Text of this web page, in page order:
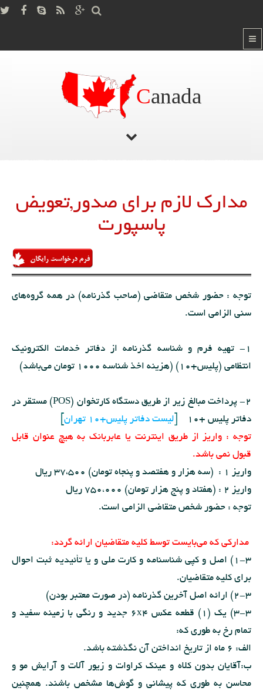
Canada
مدارک لازم برای صدور,تعویض
پاسپورت
توجه : حضور شخص متقاضی (صاحب گذرنامه) در همه گروه‌های
سنی الزامی است.
1- تهیه فرم و شناسه گذرنامه از دفاتر خدمات الکترونیک
انتظامی (پلیس+10) (هزینه اخذ شناسه 1000 تومان می‌باشد)
2- پرداخت مبالغ زیر از طریق دستگاه کارتخوان (POS) مستقر در
دفاتر پلیس +10
لیست دفاتر پلیس+10 تهران
توجه : واریز از طریق اینترنت یا عابربانک به هیچ عنوان قابل
قبول نمی باشد.
واریز 1 : (سه هزار و هفتصد و پنجاه تومان) 37،500 ریال
واریز 2 : (هفتاد و پنج هزار تومان) 750،000 ریال
توجه : حضور شخص متقاضی الزامی است.
مدارکی که می‌بایست توسط کلیه متقاضیان ارائه گردد:
1-3) اصل و کپی شناسنامه و کارت ملی و یا تأئیدیه ثبت احوال
برای کلیه متقاضیان.
2-3) ارائه اصل آخرین گذرنامه (در صورت معتبر بودن)
3-3) یک (1) قطعه عکس 6x4 جدید و رنگی با زمینه سفید و
تمام رخ به طوری که:
الف: 6 ماه از تاریخ انداختن آن نگذشته باشد.
ب:آقایان بدون کلاه و عینک کراوات و زیور آلات و آرایش مو و
محاسن به طوری که پیشانی و گوش‌ها مشخص باشند. همچنین